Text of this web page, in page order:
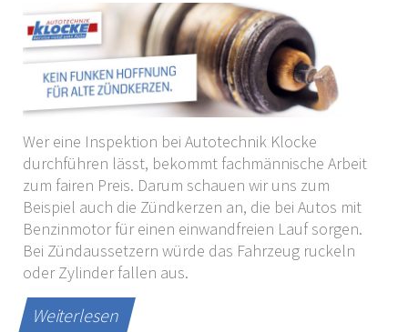
Wer eine Inspektion bei Autotechnik Klocke
durchführen lässt, bekommt fachmännische Arbeit
zum fairen Preis. Darum schauen wir uns zum
Beispiel auch die Zündkerzen an, die bei Autos mit
Benzinmotor für einen einwandfreien Lauf sorgen.
Bei Zündaussetzern würde das Fahrzeug ruckeln
oder Zylinder fallen aus.
Weiterlesen